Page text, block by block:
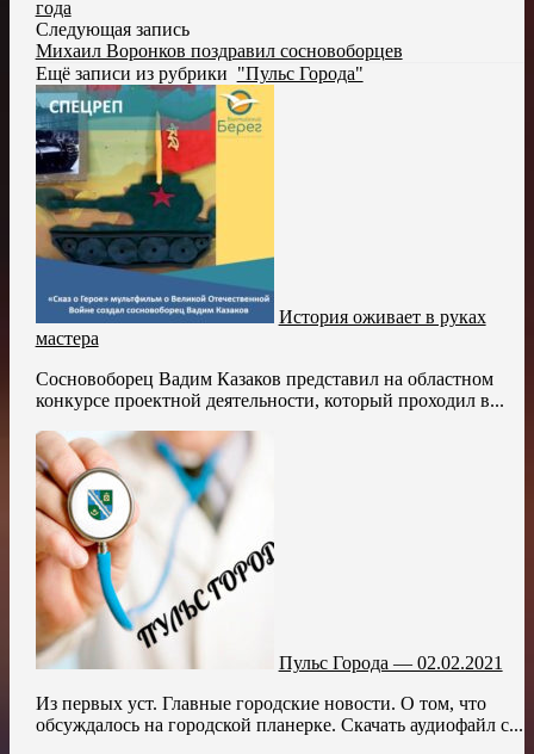
года
Следующая запись
Михаил Воронков поздравил сосновоборцев
Ещё записи из рубрики "Пульс Города"
История оживает в руках
мастера
Сосновоборец Вадим Казаков представил на областном
конкурсе проектной деятельности, который проходил в...
Пульс Города — 02.02.2021
Из первых уст. Главные городские новости. О том, что
обсуждалось на городской планерке. Скачать аудиофайл с...